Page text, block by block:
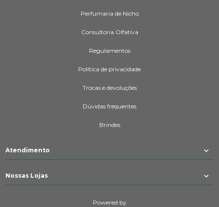
Perfumaria de Nicho
Consultoria Olfativa
Regulamentos
Política de privacidade
Trocas e devoluções
Dúvidas frequentes
Brindes
Atendimento
Nossas Lojas
Powered by